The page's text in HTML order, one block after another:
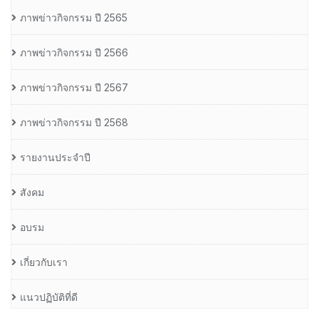
ภาพข่าวกิจกรรม ปี 2565
ภาพข่าวกิจกรรม ปี 2566
ภาพข่าวกิจกรรม ปี 2567
ภาพข่าวกิจกรรม ปี 2568
รายงานประจำปี
สังคม
อบรม
เกี่ยวกับเรา
แนวปฏิบัติที่ดี